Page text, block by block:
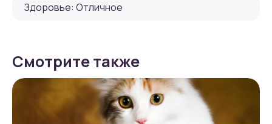
Здоровье: Отличное
Смотрите также